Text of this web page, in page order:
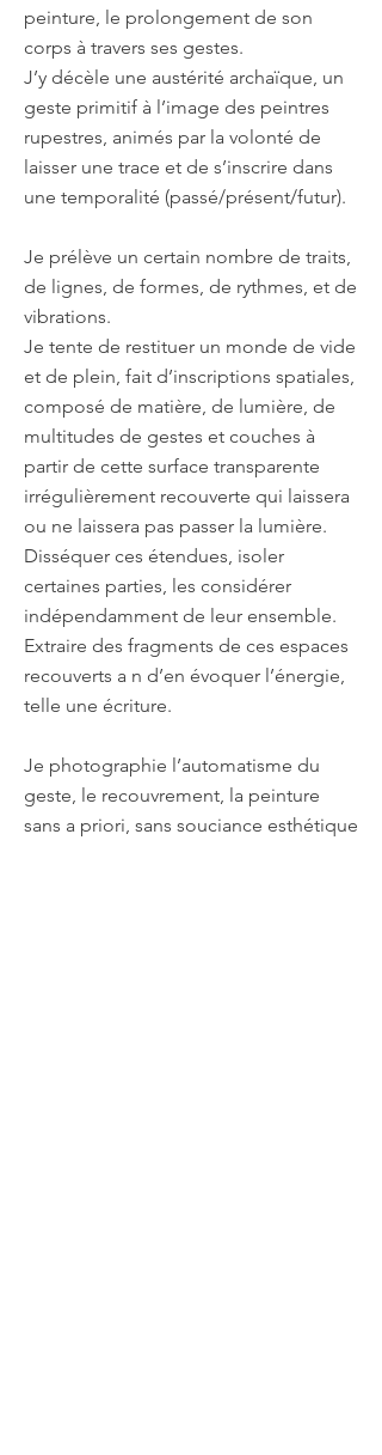
peinture, le prolongement de son
corps à travers ses gestes.
J’y décèle une austérité archaïque, un
geste primitif à l’image des peintres
rupestres, animés par la volonté de
laisser une trace et de s’inscrire dans
une temporalité (passé/présent/futur).
Je prélève un certain nombre de traits,
de lignes, de formes, de rythmes, et de
vibrations.
Je tente de restituer un monde de vide
et de plein, fait d’inscriptions spatiales,
composé de matière, de lumière, de
multitudes de gestes et couches à
partir de cette surface transparente
irrégulièrement recouverte qui laissera
ou ne laissera pas passer la lumière.
Disséquer ces étendues, isoler
certaines parties, les considérer
indépendamment de leur ensemble.
Extraire des fragments de ces espaces
recouverts a n d’en évoquer l’énergie,
telle une écriture.
Je photographie l’automatisme du
geste, le recouvrement, la peinture
sans a priori, sans souciance esthétique